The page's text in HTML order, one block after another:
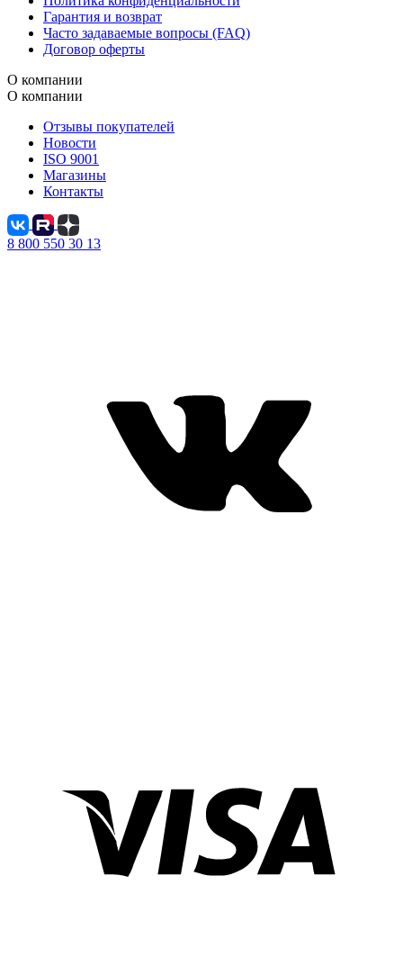
Гарантия и возврат
Часто задаваемые вопросы (FAQ)
Договор оферты
О компании
О компании
Отзывы покупателей
Новости
ISO 9001
Магазины
Контакты
8 800 550 30 13